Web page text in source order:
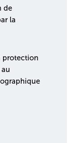
de
la
protection